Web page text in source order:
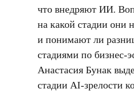
что внедряют ИИ.
на какой стадии они
и понимают ли
стадиями по бизнес-
Анастасия Бунак
стадии AI-зрелости